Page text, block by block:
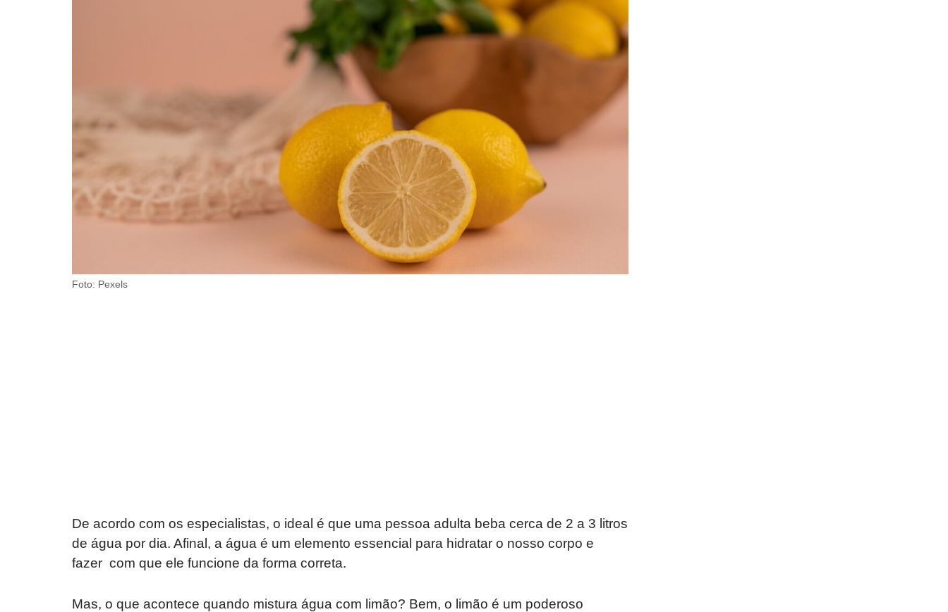
Foto: Pexels
De acordo com os especialistas, o ideal é que uma pessoa adulta beba cerca de 2 a 3 litros
de água por dia. Afinal, a água é um elemento essencial para hidratar o nosso corpo e
fazer com que ele funcione da forma correta.
Mas, o que acontece quando mistura água com limão? Bem, o limão é um poderoso